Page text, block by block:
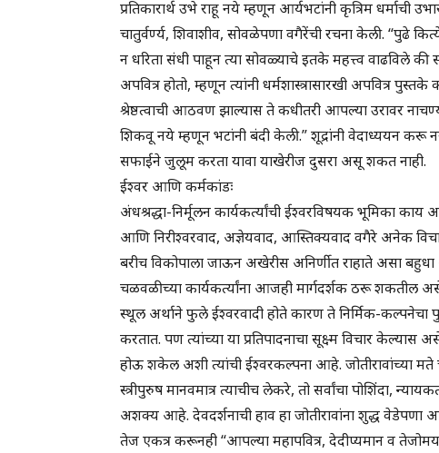
प्रतिकारार्थ उभे राहू नये म्हणून आर्यभटांनी कृत्रिम धर्माची
चातुर्वर्ण्य, शिवाशीव, सोवळेपणा वगैरेंची रचना केली. “पुढे
न धरिता संधी पाहून त्या सोवळ्याचे इतके महत्त्व वाढविले की
अपवित्र होतो, म्हणून त्यांनी धर्मशास्त्रासारखी अपवित्र
श्रेष्ठत्वाची आठवण झाल्यास ते कधीतरी आपल्या उरावर
शिकवू नये म्हणून भटांनी बंदी केली.” शूद्रांनी वेदाध्ययन करू
सफाईने जुलूम करता यावा याखेरीज दुसरा असू शकत नाही.
ईश्वर आणि कर्मकांडः
अंधश्रद्धा-निर्मूलन कार्यकर्त्यांची ईश्वरविषयक भूमिका
आणि निरीश्वरवाद, अज्ञेयवाद, आस्तिक्यवाद वगैरे अनेक
बरीच विकोपाला जाऊन अखेरीस अनिर्णीत राहाते असा बहुधा
चळवळीच्या कार्यकर्त्यांना आजही मार्गदर्शक ठरू शकतील
स्थूल अर्थाने फुले ईश्वरवादी होते कारण ते निर्मिक-कल्पनेचा
करतात. पण त्यांच्या या प्रतिपादनाचा सूक्ष्म विचार केल्यास
होऊ शकेल अशी त्यांची ईश्वरकल्पना आहे. जोतीरावांच्या मते
स्त्रीपुरुष मानवमात्र त्याचीच लेकरे, तो सर्वांचा पोशिंदा,
अशक्य आहे. देवदर्शनाची हाव हा जोतीरावांना शुद्ध वेडेपणा
तेज एकत्र करूनही “आपल्या महापवित्र, देदीप्यमान व